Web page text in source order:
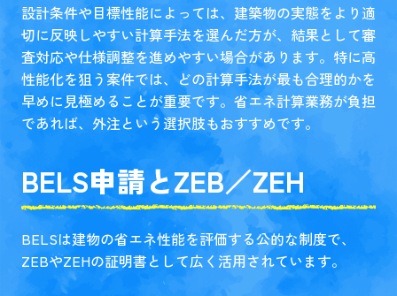
設計条件や目標性能によっては、建築物の実態をより適
切に反映しやすい計算手法を選んだ方が、結果として審
査対応や仕様調整を進めやすい場合があります。特に高
性能化を狙う案件では、どの計算手法が最も合理的かを
早めに見極めることが重要です。省エネ計算業務が負担
であれば、外注という選択肢もおすすめです。
BELS申請とZEB／ZEH
BELSは建物の省エネ性能を評価する公的な制度で、
ZEBやZEHの証明書として広く活用されています。